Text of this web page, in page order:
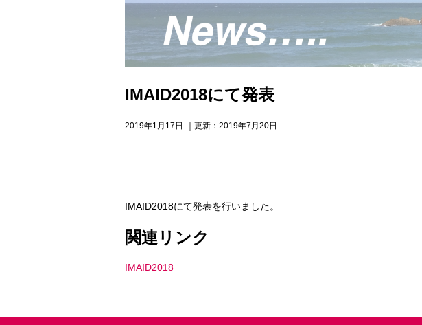
IMAID2018にて発表
2019年1月17日 ｜更新：2019年7月20日
IMAID2018にて発表を行いました。
関連リンク
IMAID2018